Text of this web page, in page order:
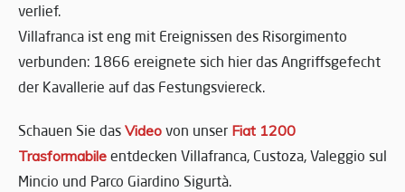
verlief.
Villafranca ist eng mit Ereignissen des Risorgimento
verbunden: 1866 ereignete sich hier das Angriffsgefecht
der Kavallerie auf das Festungsviereck.
Schauen Sie das Video von unser Fiat 1200
Trasformabile entdecken Villafranca, Custoza, Valeggio sul
Mincio und Parco Giardino Sigurtà.